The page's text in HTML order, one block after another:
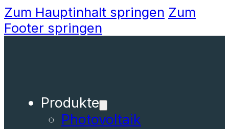
Zum Hauptinhalt springen Zum
Footer springen
Produkte
Photovoltaik